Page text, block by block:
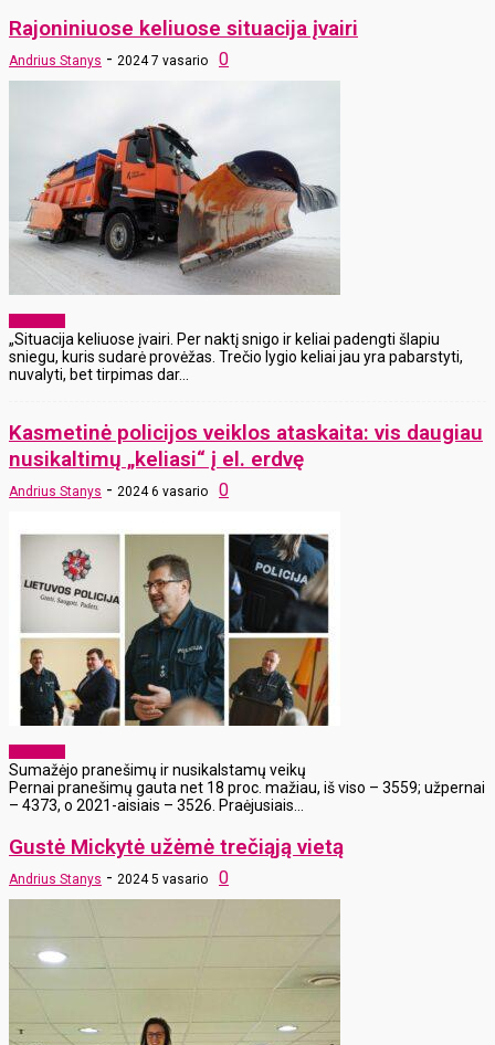
Rajoniniuose keliuose situacija įvairi
Andrius Stanys - 2024 7 vasario 0
„Situacija keliuose įvairi. Per naktį snigo ir keliai padengti šlapiu
sniegu, kuris sudarė provėžas. Trečio lygio keliai jau yra pabarstyti,
nuvalyti, bet tirpimas dar...
Kasmetinė policijos veiklos ataskaita: vis daugiau
nusikaltimų „keliasi“ į el. erdvę
Andrius Stanys - 2024 6 vasario 0
Sumažėjo pranešimų ir nusikalstamų veikų
Pernai pranešimų gauta net 18 proc. mažiau, iš viso – 3559; užpernai
– 4373, o 2021-aisiais – 3526. Praėjusiais...
Gustė Mickytė užėmė trečiąją vietą
Andrius Stanys - 2024 5 vasario 0